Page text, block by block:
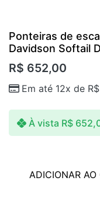
Ponteiras de
Davidson Softail
R$ 652,00
Em até 12x de R$
À vista R$
ADICIONAR AO